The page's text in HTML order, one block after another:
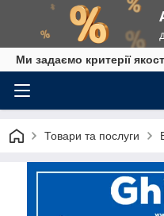
Ми задаємо критерії
Товари та послуги